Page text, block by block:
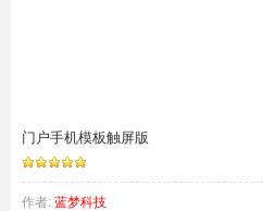
门户手机模板触屏版
作者: 蓝梦科技